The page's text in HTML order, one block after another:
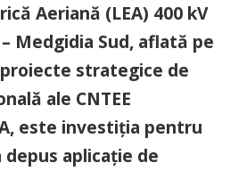
Aeriană (LEA) 400 kV
Medgidia Sud, aflată pe
strategice de
ale CNTEE
este investiția pentru
depus aplicație de